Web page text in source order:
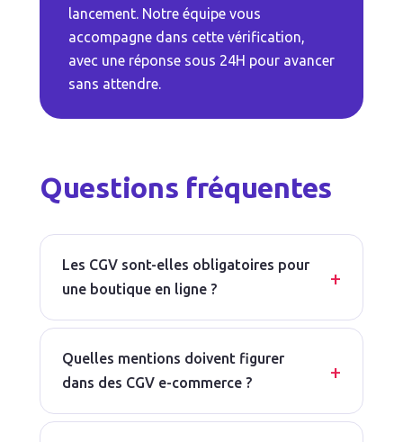
lancement. Notre équipe vous
accompagne dans cette vérification,
avec une réponse sous 24H pour avancer
sans attendre.
Questions fréquentes
Les CGV sont-elles obligatoires pour
une boutique en ligne ?
Quelles mentions doivent figurer
dans des CGV e-commerce ?